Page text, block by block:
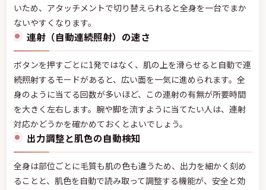
いため、アタッチメントで切り替えられると全身を一台でまか
ないやすくなります。
連射（自動連続照射）の速さ
ボタンを押すごとに1発ではなく、肌の上を滑らせると自動で連
続照射するモードがあると、広い面を一気に進められます。全
身のように当てる回数が多いほど、この連射の有無が所要時間
を大きく左右します。腕や脚を流すように当てたい人は、連射
対応かどうかを確かめておくとよいでしょう。
出力調整と肌色の自動検知
全身は部位ごとに毛質も肌の色も違うため、出力を細かく刻め
ることと、肌色を自動で読み取って調整する機能が、安全と効